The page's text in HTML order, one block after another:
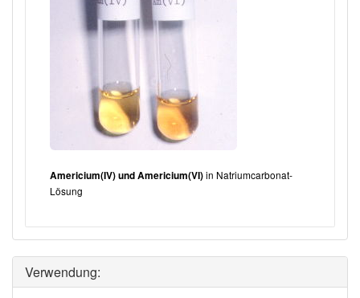
Americium(IV) und Americium(VI)in Natriumcarbonat-
Lösung
Verwendung: